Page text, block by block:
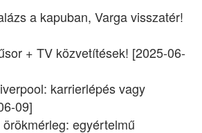
a kapuban, Varga visszatér!
+ TV közvetítések! [2025-06-
karrierlépés vagy
09]
egyértelmű